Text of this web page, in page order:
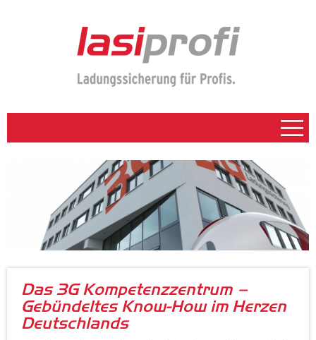
Kompetenzzentrum
LasiPortal
Tagungs- und Eventzentrum
Kontakt
Das 3G Kompetenzzentrum –
Gebündeltes Know-How im Herzen
Deutschlands